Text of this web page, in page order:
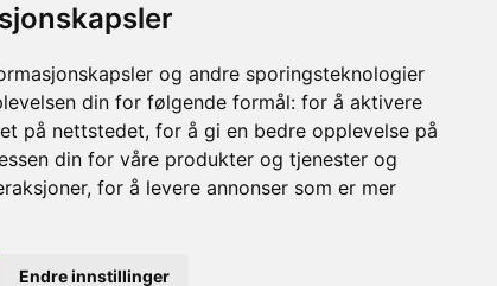
og andre sporingsteknologier
din for følgende formål: for å aktivere
på nettstedet, for å gi en bedre opplevelse på
din for våre produkter og tjenester og
, for å levere annonser som er mer
Endre innstillinger